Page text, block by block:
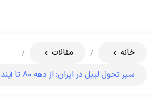
خانه / مقالات /
سیر تحول لیبل در ایران: از دهه 80 تا آینده با چاپ انصار